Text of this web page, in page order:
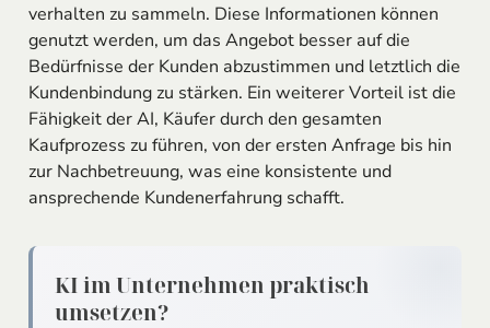
verhalten zu sammeln. Diese Informationen können
genutzt werden, um das Angebot besser auf die
Bedürfnisse der Kunden abzustimmen und letztlich die
Kundenbindung zu stärken. Ein weiterer Vorteil ist die
Fähigkeit der AI, Käufer durch den gesamten
Kaufprozess zu führen, von der ersten Anfrage bis hin
zur Nachbetreuung, was eine konsistente und
ansprechende Kundenerfahrung schafft.
KI im Unternehmen praktisch
umsetzen?